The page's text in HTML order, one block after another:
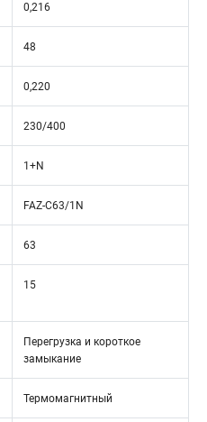
0,216
48
0,220
230/400
1+N
FAZ-C63/1N
63
15
Перегрузка и короткое
замыкание
Термомагнитный